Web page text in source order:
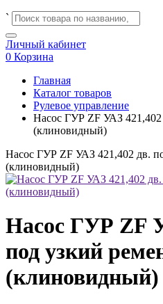
`
Личный кабинет
0 Корзина
Главная
Каталог товаров
Рулевое управление
Насос ГУР ZF УАЗ 421,402
(клиновидный)
Насос ГУР ZF УАЗ 421,402 дв.
(клиновидный)
Насос ГУР ZF
под узкий
(клиновидный)